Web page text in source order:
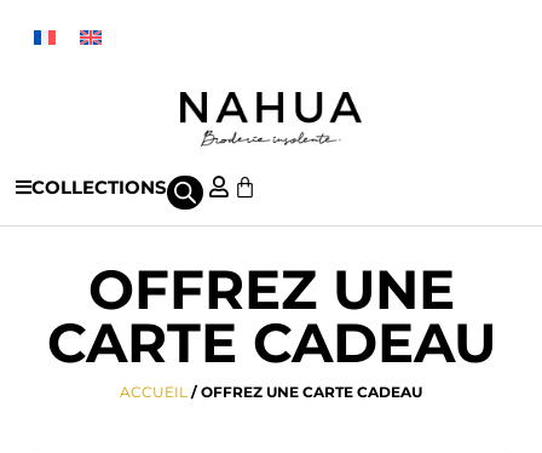
COLLECTIONS
OFFREZ UNE
CARTE CADEAU
ACCUEIL / OFFREZ UNE CARTE CADEAU